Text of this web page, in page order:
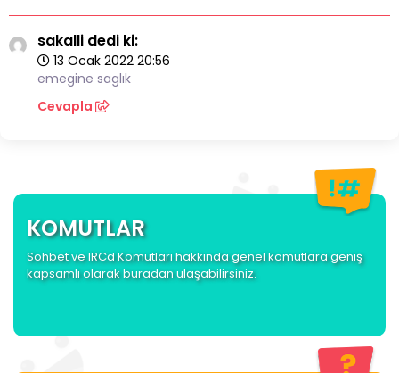
sakalli dedi ki:
13 Ocak 2022 20:56
emegine saglık
Cevapla
KOMUTLAR
Sohbet ve IRCd Komutları hakkında genel komutlara geniş
kapsamlı olarak buradan ulaşabilirsiniz.